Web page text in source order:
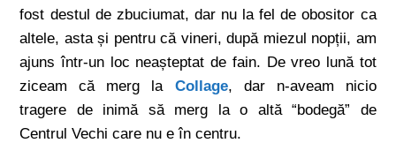
fost destul de zbuciumat, dar nu la fel de obositor ca
altele, asta și pentru că vineri, după miezul nopții, am
ajuns într-un loc neașteptat de fain. De vreo lună tot
ziceam că merg la Collage, dar n-aveam nicio
tragere de inimă să merg la o altă “bodegă” de
Centrul Vechi care nu e în centru.